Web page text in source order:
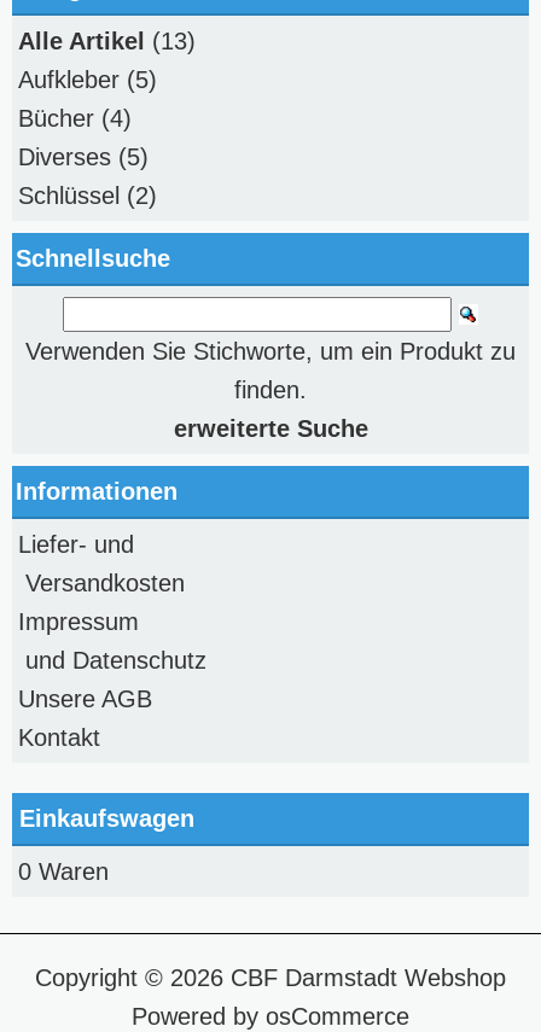
Alle Artikel (13)
Aufkleber (5)
Bücher (4)
Diverses (5)
Schlüssel (2)
Schnellsuche
Verwenden Sie Stichworte, um ein Produkt zu
finden.
erweiterte Suche
Informationen
Liefer- und
Versandkosten
Impressum
und Datenschutz
Unsere AGB
Kontakt
Einkaufswagen
0 Waren
Copyright © 2026 CBF Darmstadt Webshop
Powered by osCommerce